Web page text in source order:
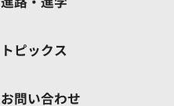
トピックス
お問い合わせ